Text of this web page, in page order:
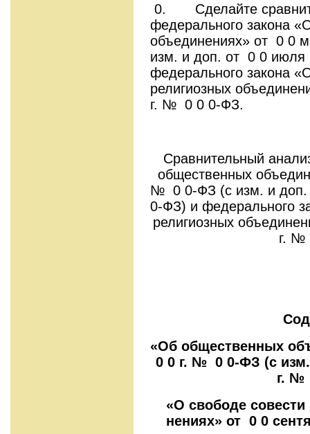
0. Сделайте
федерального закона
объединениях» от 0 0
изм. и доп. от 0 0
федерального закона
религиозных
г. № 0 0 0-ФЗ.
Сравнительный
обществен­ных
№ 0 0-ФЗ (с изм. и
0-ФЗ) и федерального
религиозных
г. №
«Об обществен­ных
0 0 г. № 0 0-ФЗ (с
г. №
«О свободе
нениях» от 0 0